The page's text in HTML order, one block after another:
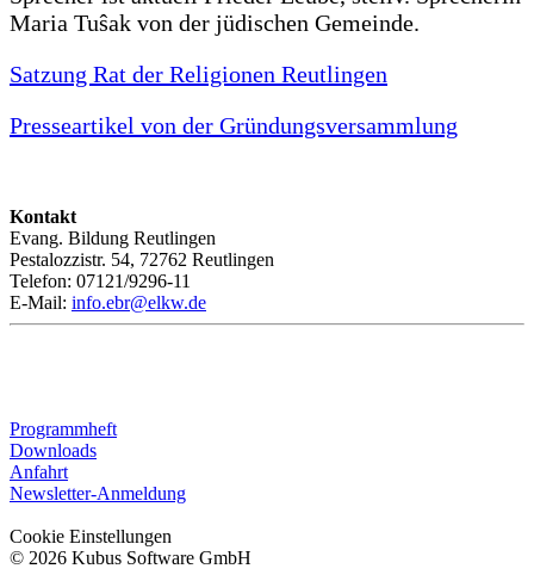
Maria Tuŝak von der jüdischen Gemeinde.
Satzung Rat der Religionen Reutlingen
Presseartikel von der Gründungsversammlung
Kontakt
Evang. Bildung Reutlingen
Pestalozzistr. 54, 72762 Reutlingen
Telefon: 07121/9296-11
E-Mail: info.ebr@elkw.de
Programmheft
Downloads
Anfahrt
Newsletter-Anmeldung
Cookie Einstellungen
© 2026 Kubus Software GmbH